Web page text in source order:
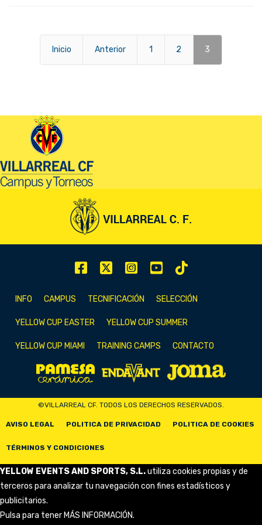
Inicio Anterior 1 2 3
INFO CAMPUS TECNIFICACIÓN SELECCIÓN
YELLOW CUP EASTER YELLOW CUP SUMMER
YELLOW CUP MIAMI TRAINING CAMPS CONTACTO
©VILLARREAL CF. TODOS LOS DERECHOS RESERVADOS.
AVISO LEGAL POLITICA DE PRIVACIDAD POLITICA DE COOKIES
TÉRMINOS Y CONDICIONES
YELLOW EVENTS AND SPORTS, S.L.utiliza cookies propias y de
terceros para analizar tu navegación con fines estadísticos y
publicitarios.
Pulsa para tener MÁS INFORMACIÓN.